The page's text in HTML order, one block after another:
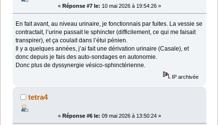
« Réponse #7 le: 10 mai 2026 à 19:54:26 »
En fait avant, au niveau urinaire, je fonctionnais par fuites. La vessie se
contractait, l’urine passait le sphincter (difficilement, ce qui me faisait
transpirer), et ça coulait dans l’étui pénien.
Il y a quelques années, j’ai fait une dérivation urinaire (Casale), et
donc depuis je fais des auto-sondages en autonomie.
Donc plus de dyssynergie vésico-sphinctérienne.
IP archivée
tetra4
« Réponse #6 le: 09 mai 2026 à 13:50:24 »